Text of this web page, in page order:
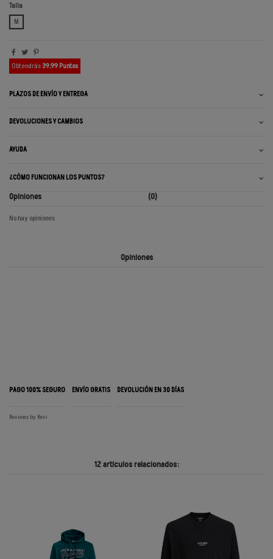
Talla
M
Obtendrás39.99 Puntos
PLAZOS DE ENVÍO Y ENTREGA
DEVOLUCIONES Y CAMBIOS
AYUDA
¿CÓMO FUNCIONAN LOS PUNTOS?
Opiniones (0)
No hay opiniones
Opiniones
PAGO 100% SEGURO ENVÍO GRATIS DEVOLUCIÓN EN 30 DÍAS
Reviews by Revi
12 artículos relacionados: